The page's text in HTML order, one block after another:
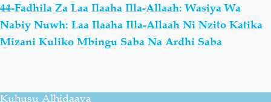
44-Fadhila Za Laa Ilaaha Illa-Allaah: Wasiya Wa
Nabiy Nuwh: Laa Ilaaha Illa-Allaah Ni Nzito Katika
Mizani Kuliko Mbingu Saba Na Ardhi Saba
Kuhusu Alhidaaya